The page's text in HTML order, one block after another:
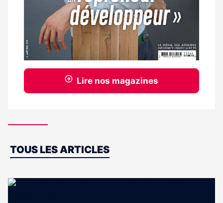
Lire nos magazines
Dernières
TOUS LES ARTICLES